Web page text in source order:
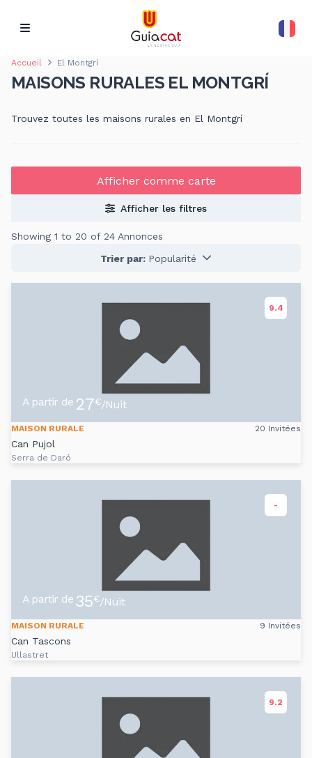
Accueil El Montgrí
MAISONS RURALES EL MONTGRÍ
Trouvez toutes les maisons rurales en El Montgrí
Afficher comme carte
Afficher les filtres
Showing 1 to 20 of 24 Annonces
Trier par: Popularité
9.4
A partir de 27€/Nuit
MAISON RURALE 20 Invitées
Can Pujol
Serra de Daró
-
A partir de 35€/Nuit
MAISON RURALE 9 Invitées
Can Tascons
Ullastret
9.2